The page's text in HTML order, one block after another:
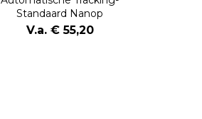
Standaard Nanop
V.a. € 55,20